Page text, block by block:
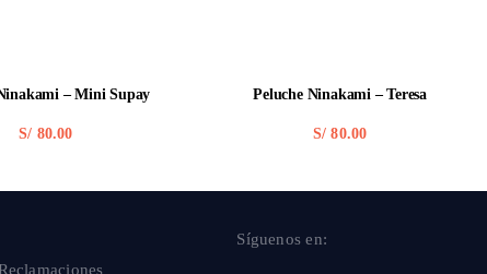
– Mini Supay
S/ 80.00
Peluche Ninakami – Teresa
S/ 80.00
Síguenos en: